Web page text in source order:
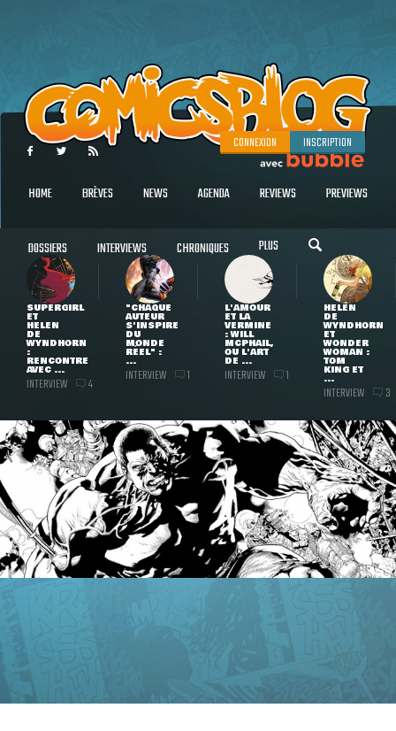
CONNEXION INSCRIPTION
HOME BRÈVES NEWS AGENDA REVIEWS PREVIEWS
DOSSIERS INTERVIEWS CHRONIQUES PLUS
SUPERGIRL
ET
HELEN
DE
WYNDHORN
:
RENCONTRE
AVEC ...
INTERVIEW 4
"CHAQUE
AUTEUR
S'INSPIRE
DU
MONDE
RÉEL" :
...
INTERVIEW 1
L'AMOUR
ET LA
VERMINE
: WILL
MCPHAIL,
OU L'ART
DE ...
INTERVIEW 1
HELEN
DE
WYNDHORN
ET
WONDER
WOMAN :
TOM
KING ET
...
INTERVIEW 3